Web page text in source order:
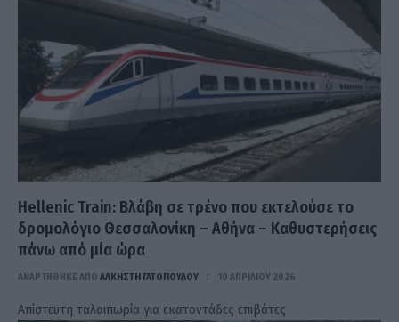
Hellenic Train: Βλάβη σε τρένο που εκτελούσε το
δρομολόγιο Θεσσαλονίκη – Αθήνα – Καθυστερήσεις
πάνω από μία ώρα
ΑΝΑΡΤΗΘΗΚΕ ΑΠΟ ΆΛΚΗΣΤΗ ΓΑΤΟΠΟΎΛΟΥ 10 ΑΠΡΙΛΊΟΥ 2026
Απίστευτη ταλαιπωρία για εκατοντάδες επιβάτες